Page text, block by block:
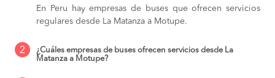
En Peru hay empresas de buses que ofrecen servicios
regulares desde La Matanza a Motupe.
2
¿Cuáles empresas de buses ofrecen servicios desde La
Matanza a Motupe?